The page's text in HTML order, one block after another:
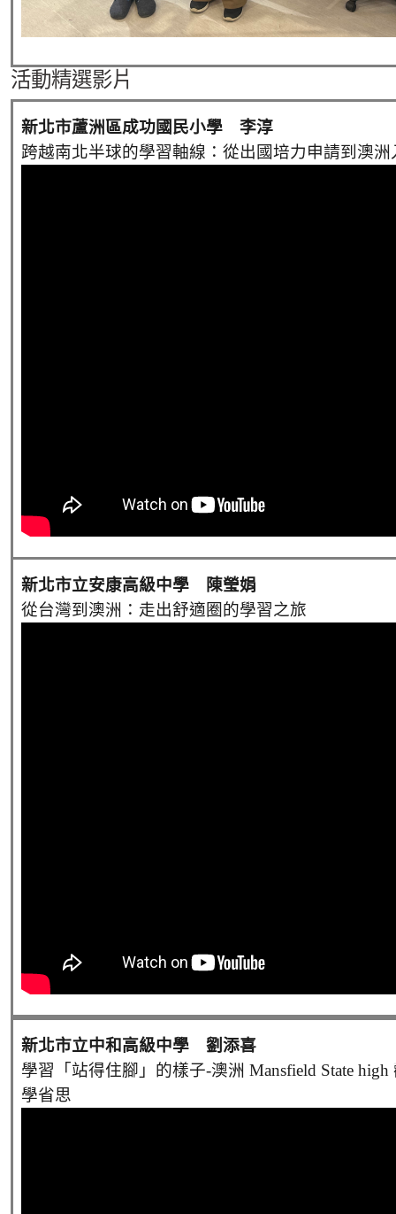
活動精選影片
新北市蘆洲區成功國民小學 李淳
跨越南北半球的學習軸線：從出國培力申請到澳洲
新北市立安康高級中學 陳瑩娟
從台灣到澳洲：走出舒適圈的學習之旅
新北市立中和高級中學 劉添喜
學習「站得住腳」的樣子-澳洲 Mansfield State
學省思